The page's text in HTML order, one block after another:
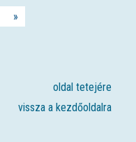
»
oldal tetejére
vissza a kezdőoldalra